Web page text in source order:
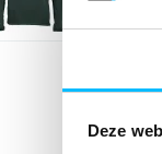
Deze